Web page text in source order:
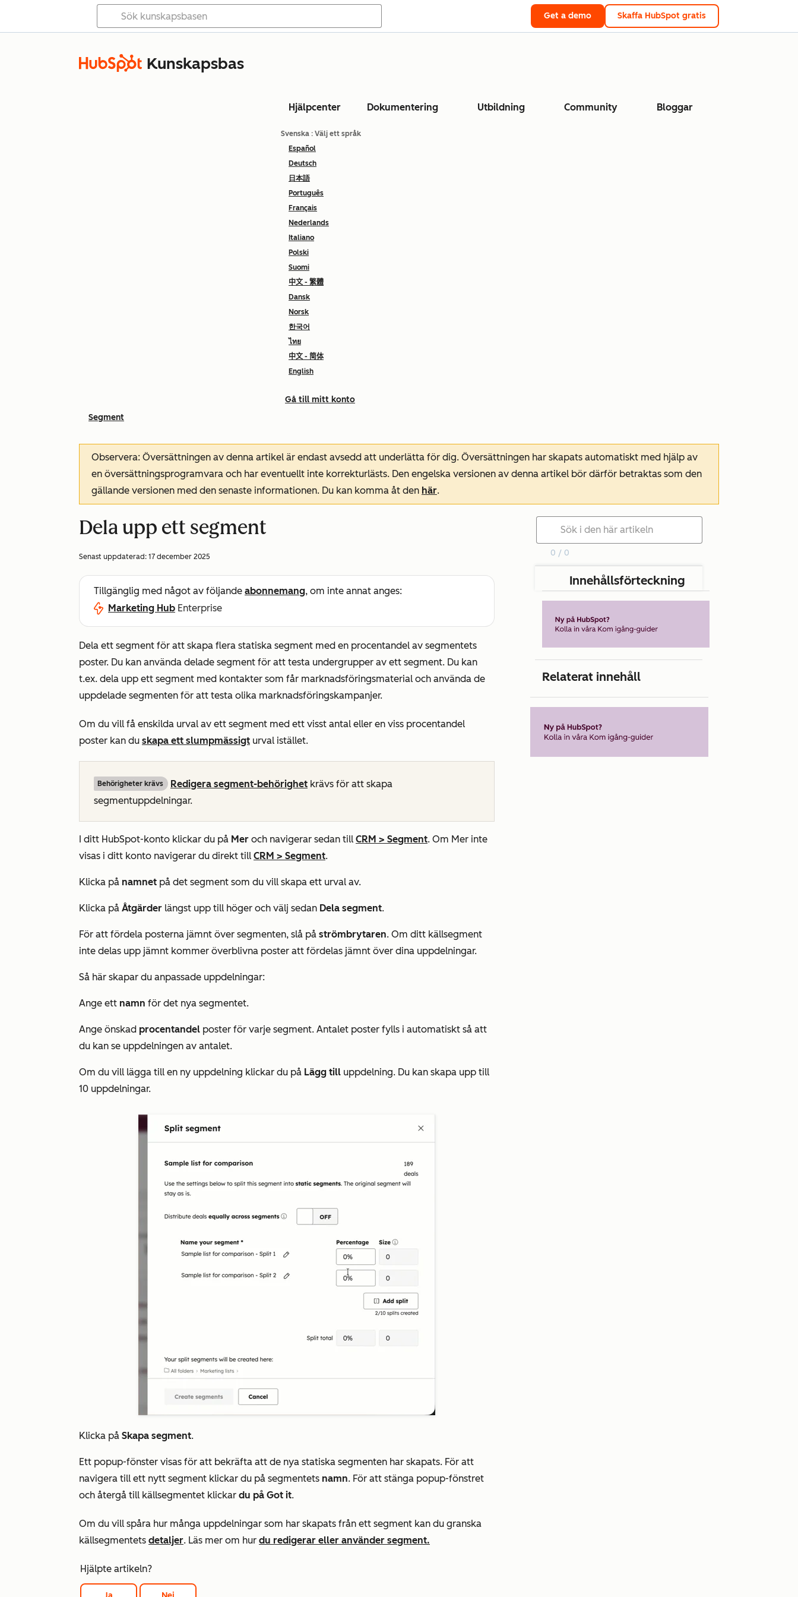
Get a demo Skaffa HubSpot gratis
Kunskapsbas
Hjälpcenter Dokumentering Utbildning Community Bloggar
Svenska : Välj ett språk
Español
Deutsch
日本語
Português
Français
Nederlands
Italiano
Polski
Suomi
中文 - 繁體
Dansk
Norsk
한국어
ไทย
中文 - 简体
English
Gå till mitt konto
Segment
Observera: Översättningen av denna artikel är endast avsedd att underlätta för dig. Översättningen har skapats automatiskt med hjälp av
en översättningsprogramvara och har eventuellt inte korrekturlästs. Den engelska versionen av denna artikel bör därför betraktas som den
gällande versionen med den senaste informationen. Du kan komma åt den här.
Dela upp ett segment
Senast uppdaterad: 17 december 2025
Tillgänglig med något av följande abonnemang, om inte annat anges:
Marketing Hub Enterprise
Dela ett segment för att skapa flera statiska segment med en procentandel av segmentets
poster. Du kan använda delade segment för att testa undergrupper av ett segment. Du kan
t.ex. dela upp ett segment med kontakter som får marknadsföringsmaterial och använda de
uppdelade segmenten för att testa olika marknadsföringskampanjer.
Om du vill få enskilda urval av ett segment med ett visst antal eller en viss procentandel
poster kan du skapa ett slumpmässigt urval istället.
Behörigheter krävs Redigera segment-behörighet krävs för att skapa
segmentuppdelningar.
I ditt HubSpot-konto klickar du på Mer och navigerar sedan till CRM > Segment. Om Mer inte
visas i ditt konto navigerar du direkt till CRM > Segment.
Klicka på namnet på det segment som du vill skapa ett urval av.
Klicka på Åtgärder längst upp till höger och välj sedan Dela segment.
För att fördela posterna jämnt över segmenten, slå på strömbrytaren. Om ditt källsegment
inte delas upp jämnt kommer överblivna poster att fördelas jämnt över dina uppdelningar.
Så här skapar du anpassade uppdelningar:
Ange ett namn för det nya segmentet.
Ange önskad procentandel poster för varje segment. Antalet poster fylls i automatiskt så att
du kan se uppdelningen av antalet.
Om du vill lägga till en ny uppdelning klickar du på Lägg till uppdelning. Du kan skapa upp till
10 uppdelningar.
Klicka på Skapa segment.
Ett popup-fönster visas för att bekräfta att de nya statiska segmenten har skapats. För att
navigera till ett nytt segment klickar du på segmentets namn. För att stänga popup-fönstret
och återgå till källsegmentet klickar du på Got it.
Om du vill spåra hur många uppdelningar som har skapats från ett segment kan du granska
källsegmentets detaljer. Läs mer om hur du redigerar eller använder segment.
Hjälpte artikeln?
0 / 0
Innehållsförteckning
Relaterat innehåll